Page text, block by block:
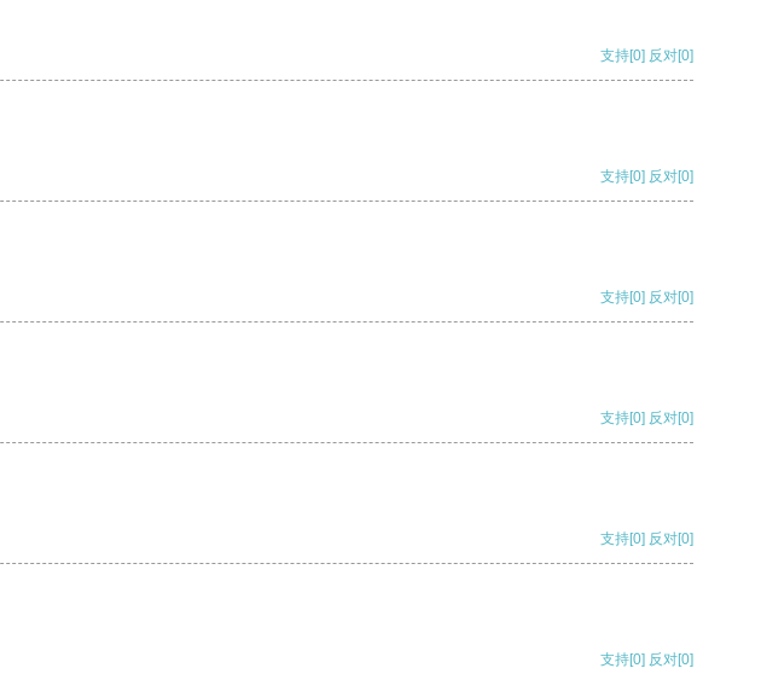
支持[0] 反对[0]
支持[0] 反对[0]
支持[0] 反对[0]
支持[0] 反对[0]
支持[0] 反对[0]
支持[0] 反对[0]